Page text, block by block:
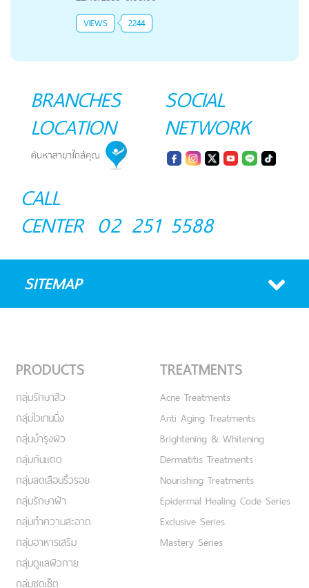
VIEWS 2244
BRANCHES
LOCATION
SOCIAL
NETWORK
CALL
CENTER 02 251 5588
SITEMAP
PRODUCTS
กลุ่มรักษาสิว
กลุ่มไวเทนนิ่ง
กลุ่มบำรุงผิว
กลุ่มกันแดด
กลุ่มลดเลือนริ้วรอย
กลุ่มรักษาฝ้า
กลุ่มทำความสะอาด
กลุ่มอาหารเสริม
กลุ่มดูแลผิวกาย
กลุ่มชุดเซ็ต
TREATMENTS
Acne Treatments
Anti Aging Treatments
Brightening & Whitening
Dermatitis Treatments
Nourishing Treatments
Epidermal Healing Code Series
Exclusive Series
Mastery Series